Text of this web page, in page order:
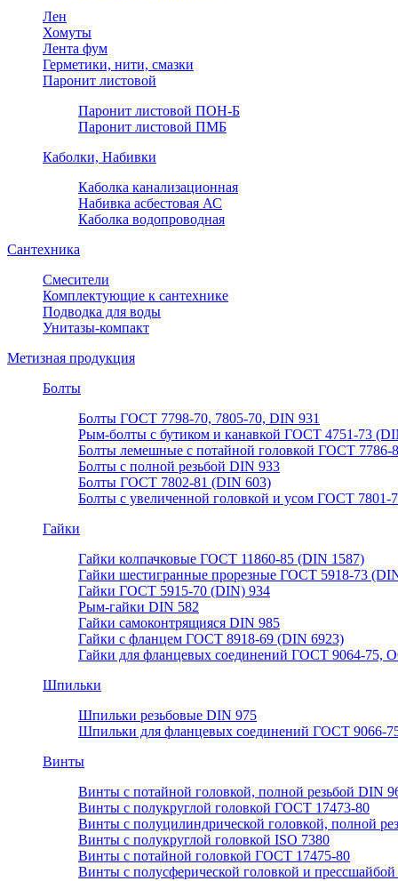
Лен
Хомуты
Лента фум
Герметики, нити, смазки
Паронит листовой
Паронит листовой ПОН-Б
Паронит листовой ПМБ
Каболки, Набивки
Каболка канализационная
Набивка асбестовая АС
Каболка водопроводная
Сантехника
Смесители
Комплектующие к сантехнике
Подводка для воды
Унитазы-компакт
Метизная продукция
Болты
Болты ГОСТ 7798-70, 7805-70, DIN 931
Рым-болты с бутиком и канавкой ГОСТ 4751-73
Болты лемешные с потайной головкой ГОСТ 7786-
Болты с полной резьбой DIN 933
Болты ГОСТ 7802-81 (DIN 603)
Болты с увеличенной головкой и усом ГОСТ 7801-
Гайки
Гайки колпачковые ГОСТ 11860-85 (DIN 1587)
Гайки шестигранные прорезные ГОСТ 5918-73
Гайки ГОСТ 5915-70 (DIN) 934
Рым-гайки DIN 582
Гайки самоконтрящияся DIN 985
Гайки с фланцем ГОСТ 8918-69 (DIN 6923)
Гайки для фланцевых соединений ГОСТ 9064-75,
Шпильки
Шпильки резьбовые DIN 975
Шпильки для фланцевых соединений ГОСТ 9066-
Винты
Винты с потайной головкой, полной резьбой DIN
Винты с полукруглой головкой ГОСТ 17473-80
Винты с полуцилиндрической головкой, полной
Винты с полукруглой головкой ISO 7380
Винты с потайной головкой ГОСТ 17475-80
Винты с полусферической головкой и